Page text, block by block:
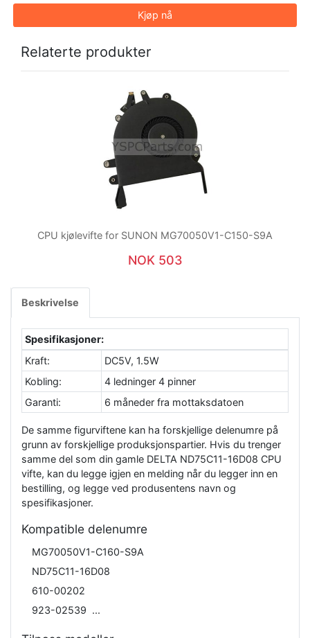
Kjøp nå
Relaterte produkter
CPU kjølevifte for SUNON MG70050V1-C150-S9A
NOK 503
Beskrivelse
Spesifikasjoner:
Kraft:
DC5V, 1.5W
Kobling:
4 ledninger 4 pinner
Garanti:
6 måneder fra mottaksdatoen
De samme figurviftene kan ha forskjellige delenumre på
grunn av forskjellige produksjonspartier. Hvis du trenger
samme del som din gamle DELTA ND75C11-16D08 CPU
vifte, kan du legge igjen en melding når du legger inn en
bestilling, og legge ved produsentens navn og
spesifikasjoner.
Kompatible delenumre
MG70050V1-C160-S9A
ND75C11-16D08
610-00202
923-02539